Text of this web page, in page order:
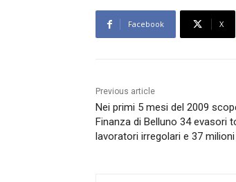
Facebook X
Previous article
Nei primi 5 mesi del 2009
Finanza di Belluno 34 evasori
lavoratori irregolari e 37